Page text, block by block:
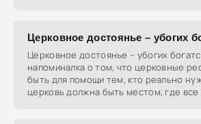
Церковное достоянье – убогих
Церковное достоянье – убогих
напоминалка о том, что церковные
быть для помощи тем, кто реально
церковь должна быть местом, где все